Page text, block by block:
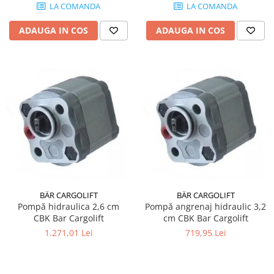
LA COMANDA
ADAUGA IN COS
LA COMANDA
ADAUGA IN COS
BÄR CARGOLIFT
Pompă hidraulica 2,6 cm
CBK Bar Cargolift
1.271,01 Lei
BÄR CARGOLIFT
Pompă angrenaj hidraulic 3,2
cm CBK Bar Cargolift
719,95 Lei